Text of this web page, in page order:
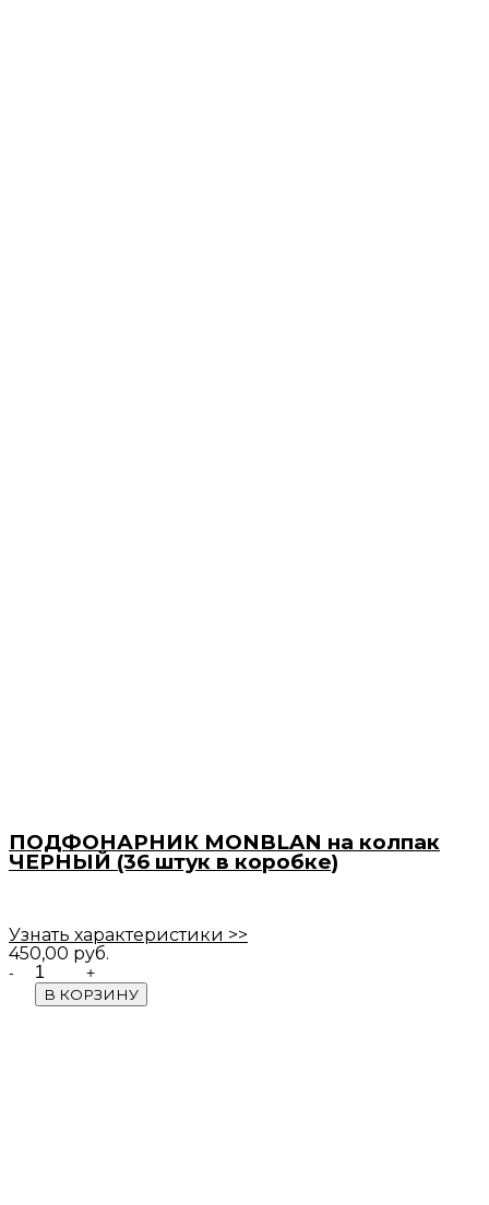
ПОДФОНАРНИК MONBLAN на колпак
ЧЕРНЫЙ (36 штук в коробке)
Узнать характеристики >>
450,00 руб.
Quantity
В КОРЗИНУ